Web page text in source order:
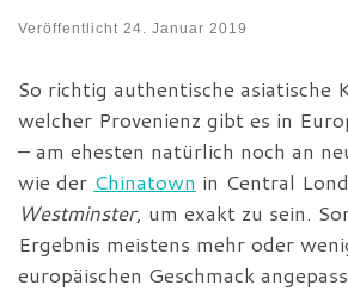
Veröffentlicht 24. Januar 2019
So richtig authentische asiatische
welcher Provenienz gibt es in
– am ehesten natürlich noch an
wie der Chinatown in Central
Westminster, um exakt zu sein.
Ergebnis meistens mehr oder
europäischen Geschmack